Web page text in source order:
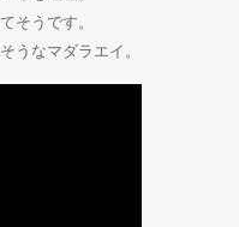
そうです。
うなマダラエイ。